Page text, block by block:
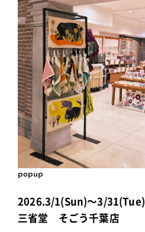
popup
2026.3/1(Sun)～3/31(Tue)
三省堂 そごう千葉店